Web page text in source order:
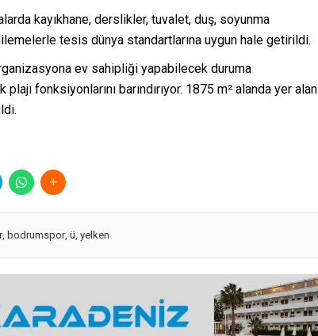
kayıkhane, derslikler, tuvalet, duş, soyunma
tesis dünya standartlarına uygun hale getirildi.
ev sahipliği yapabilecek duruma
fonksiyonlarını barındırıyor. 1875 m² alanda yer alan
, bodrumspor, ü yelken